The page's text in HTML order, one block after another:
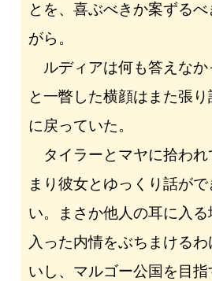
とを、喜ぶべきか案ずる
がら。
ルディアは何も答えなか
と一瞥した横顔はまた張
に戻っていた。
タイラーとマヤに拾われ
まり彼女とゆっくり話が
い。まさか他人の耳に入
入った内情をぶちまける
いし、マルゴー公国を目